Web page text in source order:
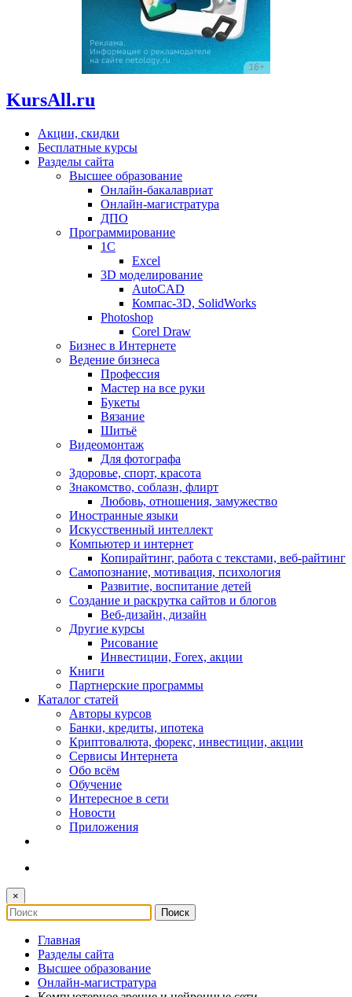
KursAll.ru
Акции, скидки
Бесплатные курсы
Разделы сайта
Высшее образование
Онлайн-бакалавриат
Онлайн-магистратура
ДПО
Программирование
1С
Excel
3D моделирование
AutoCAD
Компас-3D, SolidWorks
Photoshop
Corel Draw
Бизнес в Интернете
Ведение бизнеса
Профессия
Мастер на все руки
Букеты
Вязание
Шитьё
Видеомонтаж
Для фотографа
Здоровье, спорт, красота
Знакомство, соблазн, флирт
Любовь, отношения, замужество
Иностранные языки
Искусственный интеллект
Компьютер и интернет
Копирайтинг, работа с текстами, веб-райтинг
Самопознание, мотивация, психология
Развитие, воспитание детей
Создание и раскрутка сайтов и блогов
Веб-дизайн, дизайн
Другие курсы
Рисование
Инвестиции, Forex, акции
Книги
Партнерские программы
Каталог статей
Авторы курсов
Банки, кредиты, ипотека
Криптовалюта, форекс, инвестиции, акции
Сервисы Интернета
Обо всём
Обучение
Интересное в сети
Новости
Приложения
×
Главная
Разделы сайта
Высшее образование
Онлайн-магистратура